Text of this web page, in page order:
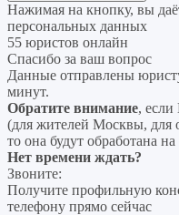
Нажимая на кнопку, вы
персональных данных
55 юристов онлайн
Спасибо за ваш вопрос
Данные отправлены
минут.
Обратите внимание, если
(для жителей Москвы, для
то она будут обработана
Нет времени ждать?
Звоните:
Получите профильную
телефону прямо сейчас